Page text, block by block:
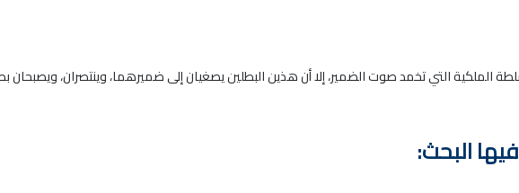
الملكية التي تخمد صوت الضمير، إلا أن هذين البطلين يصغيان إلى ضميرهما، وينتصران، ويصبحان
البحث: